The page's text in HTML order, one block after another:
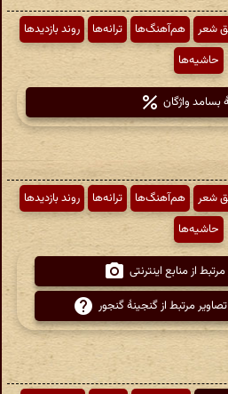
شعر هم‌آهنگ‌ها ترانه‌ها
روند بازدیدها
حاشیه‌ها
بسامد واژگان
شعر هم‌آهنگ‌ها ترانه‌ها
روند بازدیدها
حاشیه‌ها
از منابع اینترنتی
مرتبط از گنجینهٔ گنجور